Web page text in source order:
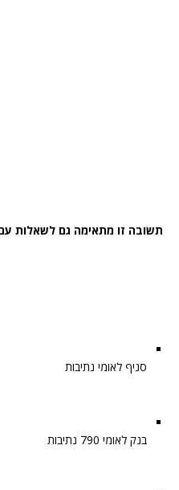
תשובה זו מתאימה גם לשאלות עם
סניף לאומי נתיבות
בנק לאומי 790 נתיבות